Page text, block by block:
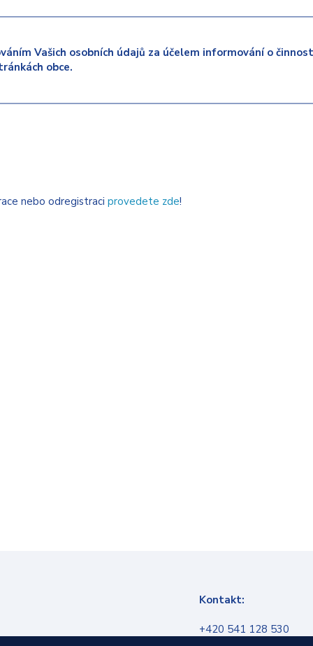
Vašich osobních údajů za účelem informování o
obce.
nebo odregistraci provedete zde!
Kontakt:
+420 541 128 530